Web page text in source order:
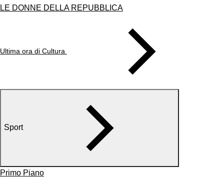
LE DONNE DELLA REPUBBLICA
Ultima ora di Cultura
Sport
Primo Piano